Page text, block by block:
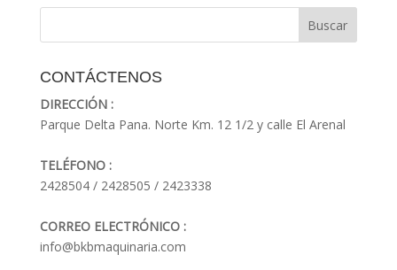
CONTÁCTENOS
DIRECCIÓN :
Parque Delta Pana. Norte Km. 12 1/2 y calle El Arenal
TELÉFONO :
2428504 / 2428505 / 2423338
CORREO ELECTRÓNICO :
info@bkbmaquinaria.com